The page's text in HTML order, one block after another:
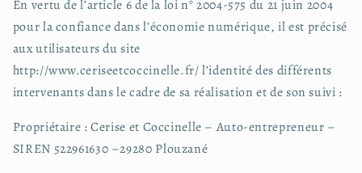
En vertu de l’article 6 de la loi n° 2004-575 du 21 juin 2004
pour la confiance dans l’économie numérique, il est précisé
aux utilisateurs du site
http://www.ceriseetcoccinelle.fr/ l’identité des différents
intervenants dans le cadre de sa réalisation et de son suivi :
Propriétaire : Cerise et Coccinelle – Auto-entrepreneur –
SIREN 522961630 –29280 Plouzané